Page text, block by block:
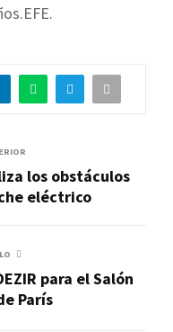
los obstáculos
eléctrico
para el Salón
París